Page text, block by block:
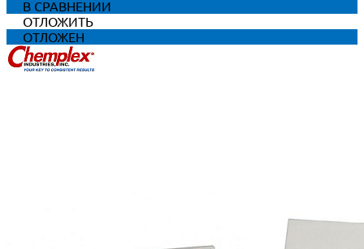
В СРАВНЕНИИ
ОТЛОЖИТЬ
ОТЛОЖЕН